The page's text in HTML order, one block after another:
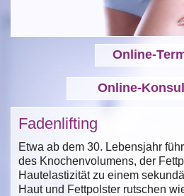
Online-
Online-
Fadenlifting
Etwa ab dem 30. Lebensjahr
des Knochenvolumens, der
Hautelastizität zu einem
Haut und Fettpolster rutschen